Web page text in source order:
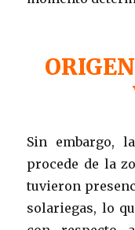
Sin embargo,
procede de la
tuvieron
solariegas, lo